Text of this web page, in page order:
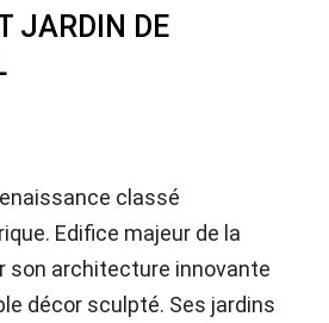
JARDIN DE
classé
Edifice majeur de la
son architecture innovante
décor sculpté. Ses jardins